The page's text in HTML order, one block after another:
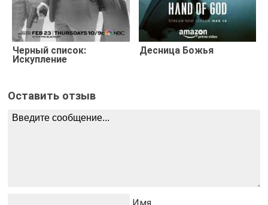
Черный список:
Искупление
Десница Божья
Оставить отзыв